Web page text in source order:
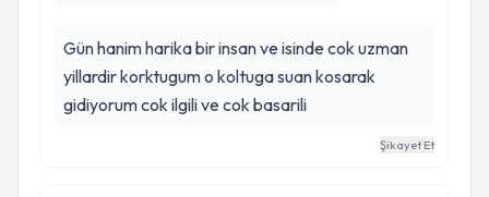
Gün hanim harika bir insan ve isinde cok uzman
yillardir korktugum o koltuga suan kosarak
gidiyorum cok ilgili ve cok basarili
Şikayet Et